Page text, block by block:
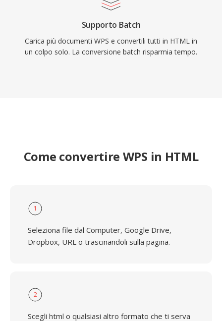
Supporto Batch
Carica più documenti WPS e convertili tutti in HTML in
un colpo solo. La conversione batch risparmia tempo.
Come convertire WPS in HTML
1
Seleziona file dal Computer, Google Drive,
Dropbox, URL o trascinandoli sulla pagina.
2
Scegli html o qualsiasi altro formato che ti serva